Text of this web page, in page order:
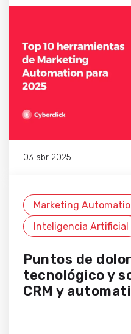
03 abr 2025
Marketing
Inteligencia Artificial
Puntos de
tecnológico y
CRM y